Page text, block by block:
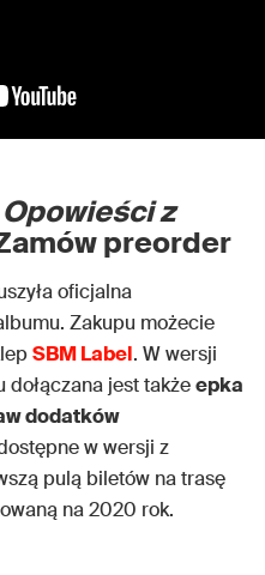
Opowieści z
preorder
oficjalna
Zakupu możecie
SBM Label. W wersji
jest takżeepka
dodatków
w wersji z
pulą biletów na trasę
na 2020 rok.